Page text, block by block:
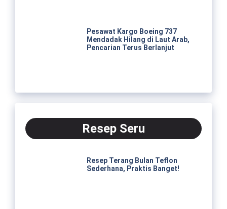
Pesawat Kargo Boeing 737
Mendadak Hilang di Laut Arab,
Pencarian Terus Berlanjut
Resep Seru
Resep Terang Bulan Teflon
Sederhana, Praktis Banget!